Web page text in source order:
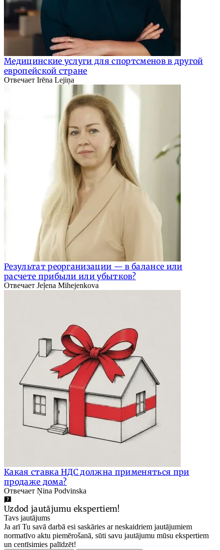
Медицинские услуги для спортсменов в другой
европейской стране
Отвечает Irēna Lejiņa
Результат реорганизации — в балансе или
расчете прибыли или убытков?
Отвечает Jeļena Mihejenkova
Какая ставка НДС должна применяться при
продаже дома?
Отвечает Ņina Podvinska
Uzdod jautājumu ekspertiem!
Tavs jautājums
Ja arī Tu savā darbā esi saskāries ar neskaidriem jautājumiem
normatīvo aktu piemērošanā, sūti savu jautājumu mūsu ekspertiem
un centīsimies palīdzēt!